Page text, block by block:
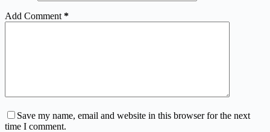
Add Comment *
Save my name, email and website in this browser for the next
time I comment.